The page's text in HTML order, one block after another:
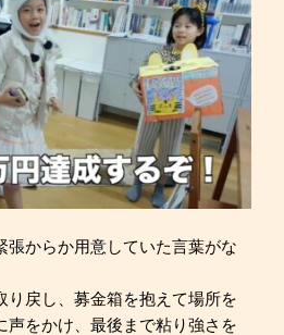
張からか用意していた言葉がな
り戻し、募金箱を抱えて場所を
声をかけ、最後まで粘り強さを